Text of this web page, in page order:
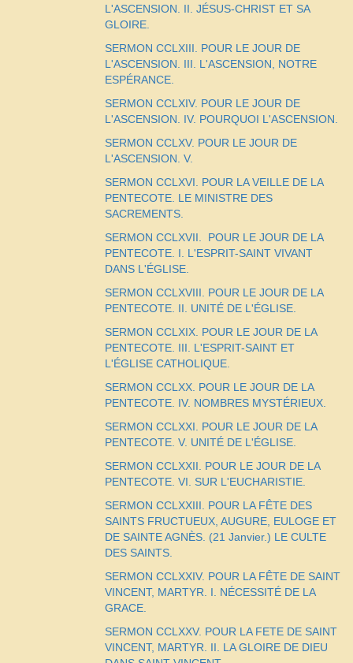
L'ASCENSION. II. JÉSUS-CHRIST ET SA
GLOIRE.
SERMON CCLXIII. POUR LE JOUR DE
L'ASCENSION. III. L'ASCENSION, NOTRE
ESPÉRANCE.
SERMON CCLXIV. POUR LE JOUR DE
L'ASCENSION. IV. POURQUOI L'ASCENSION.
SERMON CCLXV. POUR LE JOUR DE
L'ASCENSION. V.
SERMON CCLXVI. POUR LA VEILLE DE LA
PENTECOTE. LE MINISTRE DES
SACREMENTS.
SERMON CCLXVII.  POUR LE JOUR DE LA
PENTECOTE. I. L'ESPRIT-SAINT VIVANT
DANS L'ÉGLISE.
SERMON CCLXVIII. POUR LE JOUR DE LA
PENTECOTE. II. UNITÉ DE L'ÉGLISE.
SERMON CCLXIX. POUR LE JOUR DE LA
PENTECOTE. III. L'ESPRIT-SAINT ET
L'ÉGLISE CATHOLIQUE.
SERMON CCLXX. POUR LE JOUR DE LA
PENTECOTE. IV. NOMBRES MYSTÉRIEUX.
SERMON CCLXXI. POUR LE JOUR DE LA
PENTECOTE. V. UNITÉ DE L'ÉGLISE.
SERMON CCLXXII. POUR LE JOUR DE LA
PENTECOTE. VI. SUR L'EUCHARISTIE.
SERMON CCLXXIII. POUR LA FÊTE DES
SAINTS FRUCTUEUX, AUGURE, EULOGE ET
DE SAINTE AGNÈS. (21 Janvier.) LE CULTE
DES SAINTS.
SERMON CCLXXIV. POUR LA FÊTE DE SAINT
VINCENT, MARTYR. I. NÉCESSITÉ DE LA
GRACE.
SERMON CCLXXV. POUR LA FETE DE SAINT
VINCENT, MARTYR. II. LA GLOIRE DE DIEU